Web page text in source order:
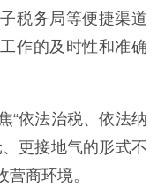
税务局等便捷渠道
作的及时性和准确
“依法治税、依法纳
更接地气的形式不
商环境。